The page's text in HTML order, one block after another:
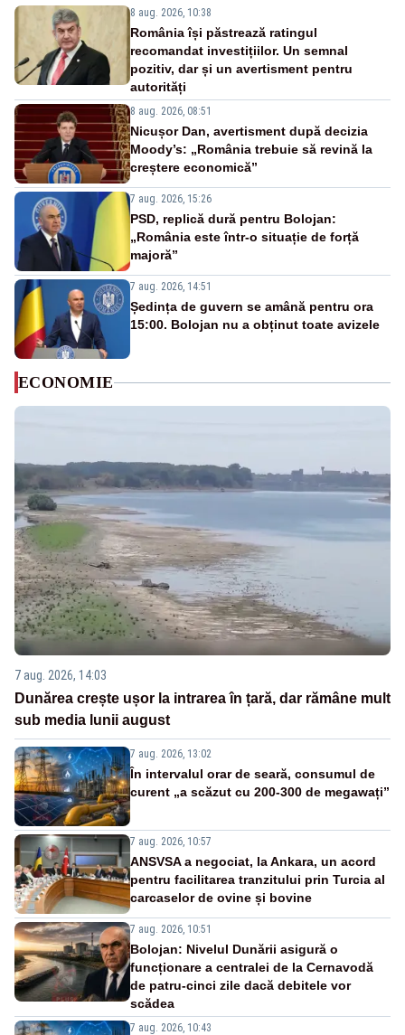
8 aug. 2026, 10:38
România își păstrează ratingul
recomandat investițiilor. Un semnal
pozitiv, dar și un avertisment pentru
autorități
8 aug. 2026, 08:51
Nicușor Dan, avertisment după decizia
Moody’s: „România trebuie să revină la
creștere economică”
7 aug. 2026, 15:26
PSD, replică dură pentru Bolojan:
„România este într-o situație de forță
majoră”
7 aug. 2026, 14:51
Ședința de guvern se amână pentru ora
15:00. Bolojan nu a obținut toate avizele
ECONOMIE
7 aug. 2026, 14:03
Dunărea crește ușor la intrarea în țară, dar rămâne mult
sub media lunii august
7 aug. 2026, 13:02
În intervalul orar de seară, consumul de
curent „a scăzut cu 200-300 de megawați”
7 aug. 2026, 10:57
ANSVSA a negociat, la Ankara, un acord
pentru facilitarea tranzitului prin Turcia al
carcaselor de ovine și bovine
7 aug. 2026, 10:51
Bolojan: Nivelul Dunării asigură o
funcționare a centralei de la Cernavodă
de patru-cinci zile dacă debitele vor
scădea
7 aug. 2026, 10:43